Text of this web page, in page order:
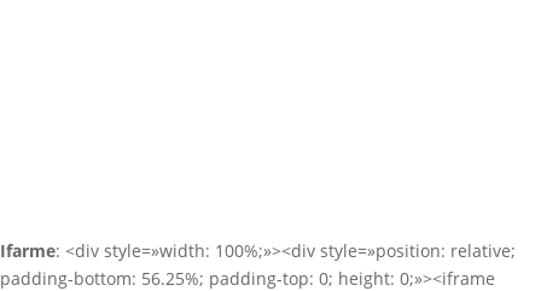
Ifarme: <div style=»width: 100%;»><div style=»position: relative;
padding-bottom: 56.25%; padding-top: 0; height: 0;»><iframe